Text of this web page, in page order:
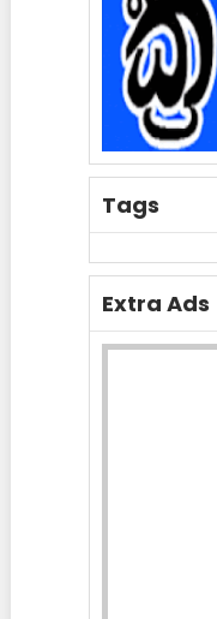
Tags
Extra Ads